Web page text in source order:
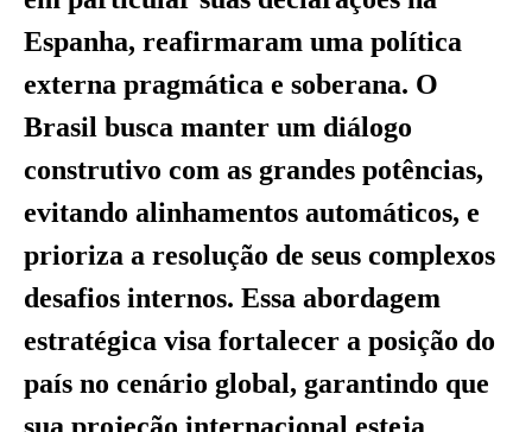
Espanha, reafirmaram uma política
externa pragmática e soberana. O
Brasil busca manter um diálogo
construtivo com as grandes potências,
evitando alinhamentos automáticos, e
prioriza a resolução de seus complexos
desafios internos. Essa abordagem
estratégica visa fortalecer a posição do
país no cenário global, garantindo que